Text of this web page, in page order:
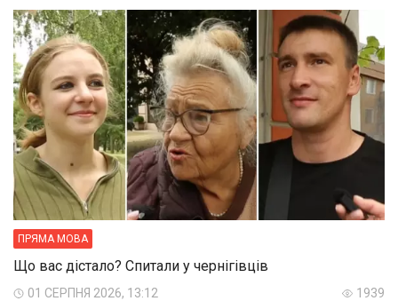
ПРЯМА МОВА
Що вас дістало? Спитали у чернігівців
01 СЕРПНЯ 2026, 13:12 1939